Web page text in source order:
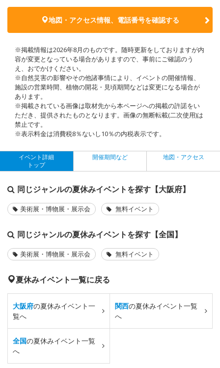
地図・アクセス情報、電話番号を確認する
※掲載情報は2026年8月のものです。随時更新をしておりますが内
容が変更となっている場合がありますので、事前にご確認のう
え、おでかけください。
※自然災害の影響やその他諸事情により、イベントの開催情報、
施設の営業時間、植物の開花・見頃期間などは変更になる場合が
あります。
※掲載されている画像は取材先から本ページへの掲載の許諾をい
ただき、提供されたものとなります。画像の無断転載(二次使用)は
禁止です。
※表示料金は消費税8％ないし10％の内税表示です。
イベント詳細
トップ
開催期間など 地図・アクセス
同じジャンルの夏休みイベントを探す【大阪府】
美術展・博物展・展示会 無料イベント
同じジャンルの夏休みイベントを探す【全国】
美術展・博物展・展示会 無料イベント
夏休みイベント一覧に戻る
大阪府の夏休みイベント一
覧へ
関西の夏休みイベント一覧
へ
全国の夏休みイベント一覧
へ